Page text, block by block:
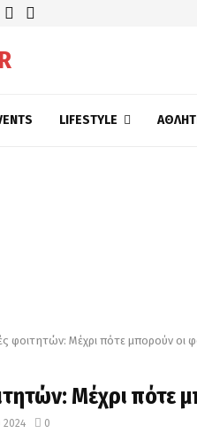
LIFESTYLE
φοιτητών: Μέχρι πότε μπορούν οι
Μέχρι πότε
2024 0